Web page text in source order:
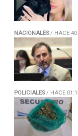
NACIONALES/ HACE 40
POLICIALES/ HACE